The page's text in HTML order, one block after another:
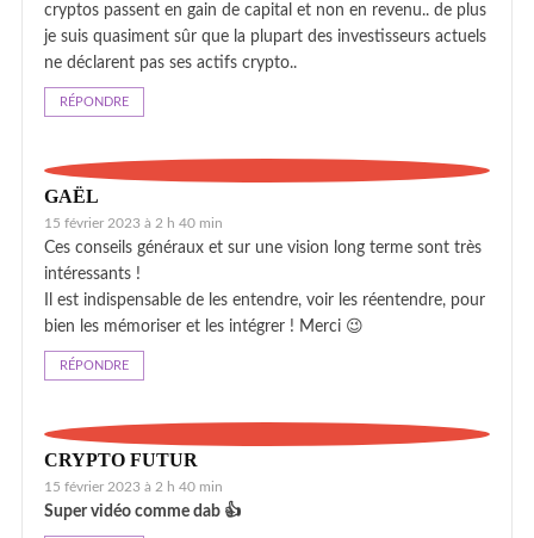
cryptos passent en gain de capital et non en revenu.. de plus
je suis quasiment sûr que la plupart des investisseurs actuels
ne déclarent pas ses actifs crypto..
RÉPONDRE
GAËL
15 février 2023 à 2 h 40 min
Ces conseils généraux et sur une vision long terme sont très
intéressants !
Il est indispensable de les entendre, voir les réentendre, pour
bien les mémoriser et les intégrer ! Merci 😉
RÉPONDRE
CRYPTO FUTUR
15 février 2023 à 2 h 40 min
Super vidéo comme dab 👍